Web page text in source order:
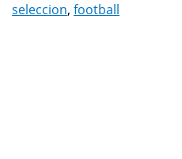
seleccion, football